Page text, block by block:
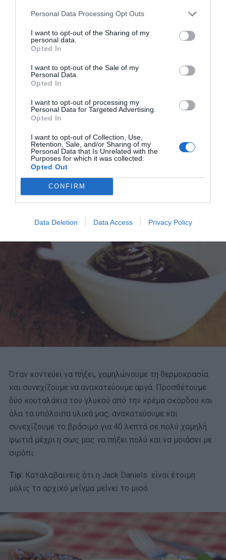
Personal Data Processing Opt Outs
I want to opt-out of the Sharing of my
personal data.
Opted In
I want to opt-out of the Sale of my
Personal Data.
Opted In
I want to opt-out of processing my
Personal Data for Targeted Advertising.
Opted In
I want to opt-out of Collection, Use,
Retention, Sale, and/or Sharing of my
Personal Data that Is Unrelated with the
Purposes for which it was collected.
Opted Out
CONFIRM
Data Deletion Data Access Privacy Policy
ανακατεύοντας συνεχώς σε δυνατή φωτιά μέχρι το
μείγμα να «δέσει».
Όταν κοντεύει να πήξει, χαμηλώνουμε τη θερμοκρασία
και συνεχίζουμε να ανακατεύουμε αργά. Προσθέτουμε
δύο κουταλάκια του γλυκού από την κρέμα σκόρδου και
όλα τα υπόλοιπα υλικά μας, ανακατεύουμε και
συνεχίζουμε το βράσιμο για 40 λεπτά σε πολύ χαμηλή
φωτιά μέχρι η σως μας να πήξει πολύ και να μοιάσει με
σιρόπι.
Τip: Καταλαβαίνεις ότι η Jack Daniels είναι έτοιμη
μόλις το αρχικό μείγμα μείνει το μισό.